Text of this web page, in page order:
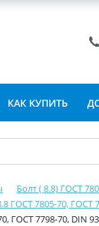
КАК КУПИТЬ
Болт ( 8.8) ГОСТ
ГОСТ 7805-70, ГОСТ
ГОСТ 7798-70, DIN